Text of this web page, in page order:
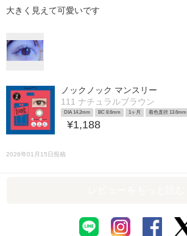
大きく見えて可愛いです
ノックノック マンスリー
111 ナチュラルブラウン
DIA 14.2mm BC 8.6mm 1ヶ月 着色直径 13.6mm
¥1,188
2026年01月15日投稿